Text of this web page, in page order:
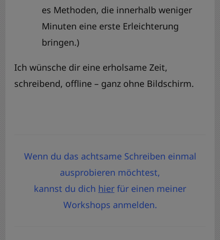
es Methoden, die innerhalb weniger
Minuten eine erste Erleichterung
bringen.)
Ich wünsche dir eine erholsame Zeit,
schreibend, offline – ganz ohne Bildschirm.
Wenn du das achtsame Schreiben einmal
ausprobieren möchtest,
kannst du dich hier für einen meiner
Workshops anmelden.